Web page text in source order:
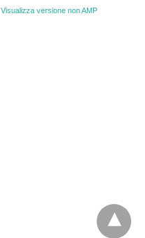
Visualizza versione non AMP